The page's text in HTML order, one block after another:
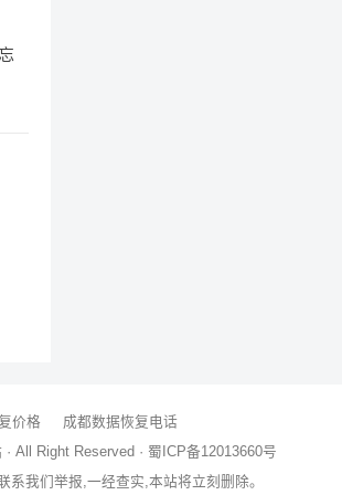
价格
成都数据恢复电话
· All Right Reserved · 蜀ICP备12013660号
我们举报,一经查实,本站将立刻删除。